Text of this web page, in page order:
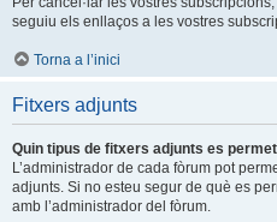
seguiu els enllaços a les vostres
Torna a l’inici
Fitxers adjunts
Quin tipus de fitxers adjunts es
L’administrador de cada fòrum pot
adjunts. Si no esteu segur de què es
amb l’administrador del fòrum.